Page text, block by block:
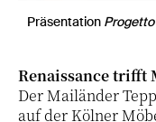
Präsentation
Renaissance trifft
Der Mailänder
auf der Kölner